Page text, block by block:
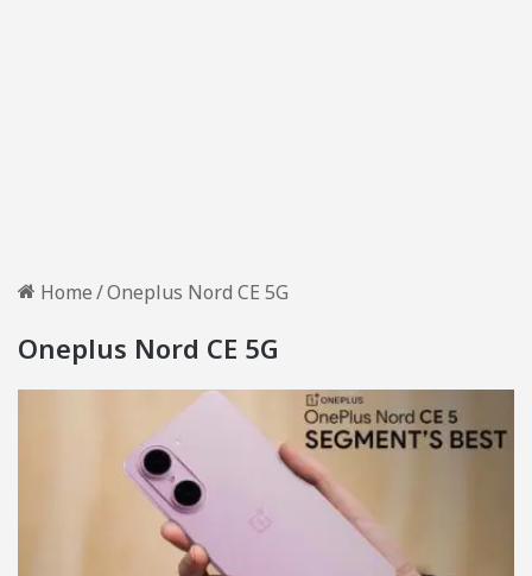
Home/Oneplus Nord CE 5G
Oneplus Nord CE 5G